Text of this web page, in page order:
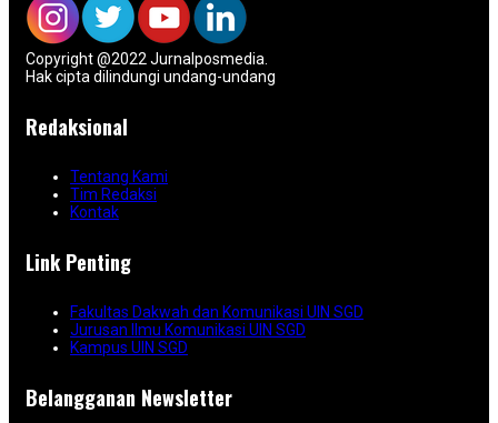
Copyright @2022 Jurnalposmedia.
Hak cipta dilindungi undang-undang
Redaksional
Tentang Kami
Tim Redaksi
Kontak
Link Penting
Fakultas Dakwah dan Komunikasi UIN SGD
Jurusan Ilmu Komunikasi UIN SGD
Kampus UIN SGD
Belangganan Newsletter